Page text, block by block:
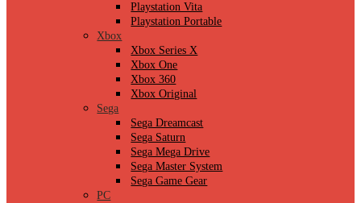
Playstation Vita
Playstation Portable
Xbox
Xbox Series X
Xbox One
Xbox 360
Xbox Original
Sega
Sega Dreamcast
Sega Saturn
Sega Mega Drive
Sega Master System
Sega Game Gear
PC